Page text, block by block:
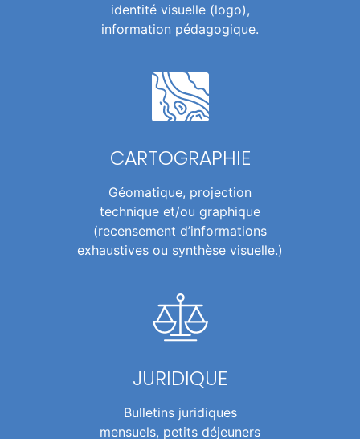
identité visuelle (logo),
information pédagogique.
CARTOGRAPHIE
Géomatique, projection
technique et/ou graphique
(recensement d’informations
exhaustives ou synthèse visuelle.)
JURIDIQUE
Bulletins juridiques
mensuels, petits déjeuners